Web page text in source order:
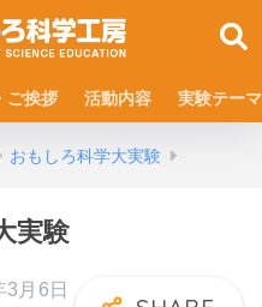
ご挨拶 活動内容 実験テーマ
おもしろ科学大実験
実験
3月6日